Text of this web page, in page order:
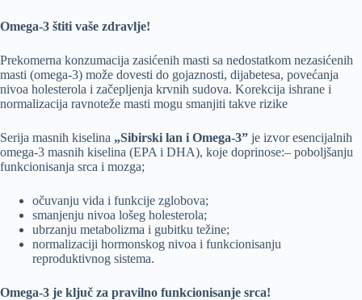
Omega-3 štiti vaše zdravlje!
Prekomerna konzumacija zasićenih masti sa nedostatkom nezasićenih
masti (omega-3) može dovesti do gojaznosti, dijabetesa, povećanja
nivoa holesterola i začepljenja krvnih sudova. Korekcija ishrane i
normalizacija ravnoteže masti mogu smanjiti takve rizike
Serija masnih kiselina „Sibirski lan i Omega-3” je izvor esencijalnih
omega-3 masnih kiselina (EPA i DHA), koje doprinose:– poboljšanju
funkcionisanja srca i mozga;
očuvanju vida i funkcije zglobova;
smanjenju nivoa lošeg holesterola;
ubrzanju metabolizma i gubitku težine;
normalizaciji hormonskog nivoa i funkcionisanju
reproduktivnog sistema.
Omega-3 je ključ za pravilno funkcionisanje srca!